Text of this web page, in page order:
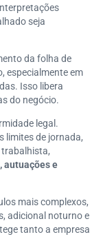
seja
da folha de
especialmente em
Isso libera
do negócio.
legal.
limites de jornada,
trabalhista,
autuações e
mais complexos,
adicional noturno e
tanto a empresa